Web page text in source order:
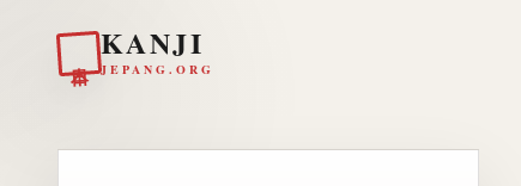
KANJI
JEPANG.ORG